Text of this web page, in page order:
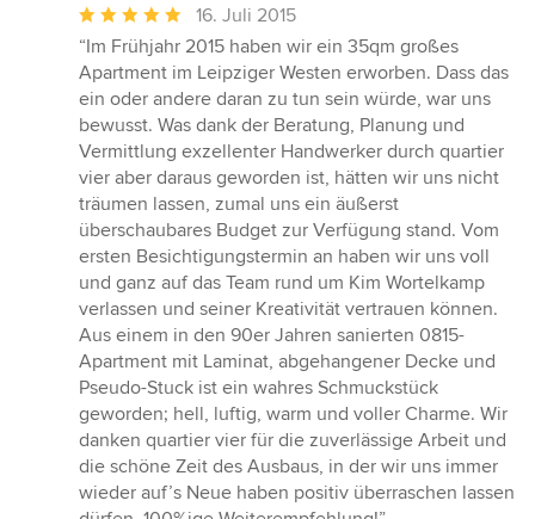
Durchschnittliche
Bewertung:
5
von
5
Sternen
16. Juli 2015
“Im Frühjahr 2015 haben wir ein 35qm großes
Apartment im Leipziger Westen erworben. Dass das
ein oder andere daran zu tun sein würde, war uns
bewusst. Was dank der Beratung, Planung und
Vermittlung exzellenter Handwerker durch quartier
vier aber daraus geworden ist, hätten wir uns nicht
träumen lassen, zumal uns ein äußerst
überschaubares Budget zur Verfügung stand. Vom
ersten Besichtigungstermin an haben wir uns voll
und ganz auf das Team rund um Kim Wortelkamp
verlassen und seiner Kreativität vertrauen können.
Aus einem in den 90er Jahren sanierten 0815-
Apartment mit Laminat, abgehangener Decke und
Pseudo-Stuck ist ein wahres Schmuckstück
geworden; hell, luftig, warm und voller Charme. Wir
danken quartier vier für die zuverlässige Arbeit und
die schöne Zeit des Ausbaus, in der wir uns immer
wieder auf’s Neue haben positiv überraschen lassen